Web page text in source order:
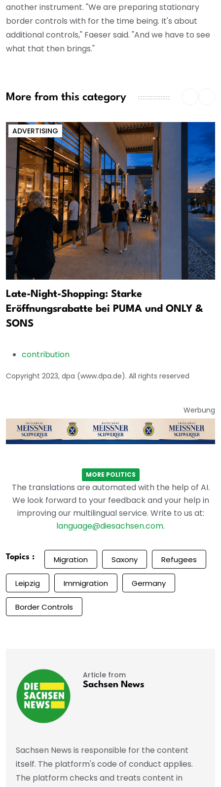
another instrument. "We are preparing stationary
border controls with for the time being. It's about
additional controls," Faeser said. "And we have to see
what that then brings."
More from this category
ADVERTISING
Late-Night-Shopping: Starke
Eröffnungsrabatte bei PUMA und ONLY &
SONS
contribution
Copyright 2023, dpa (www.dpa.de). All rights reserved
Werbung
MORE POLITICS
The translations are automated with the help of AI.
We look forward to your feedback and your help in
improving our multilingual service. Write to us at:
language@diesachsen.com.
Topics : Migration Saxony Refugees
Leipzig Immigration Germany
Border Controls
Article from
Sachsen News
Sachsen News is responsible for the content
itself. The platform's code of conduct applies.
The platform checks and treats content in